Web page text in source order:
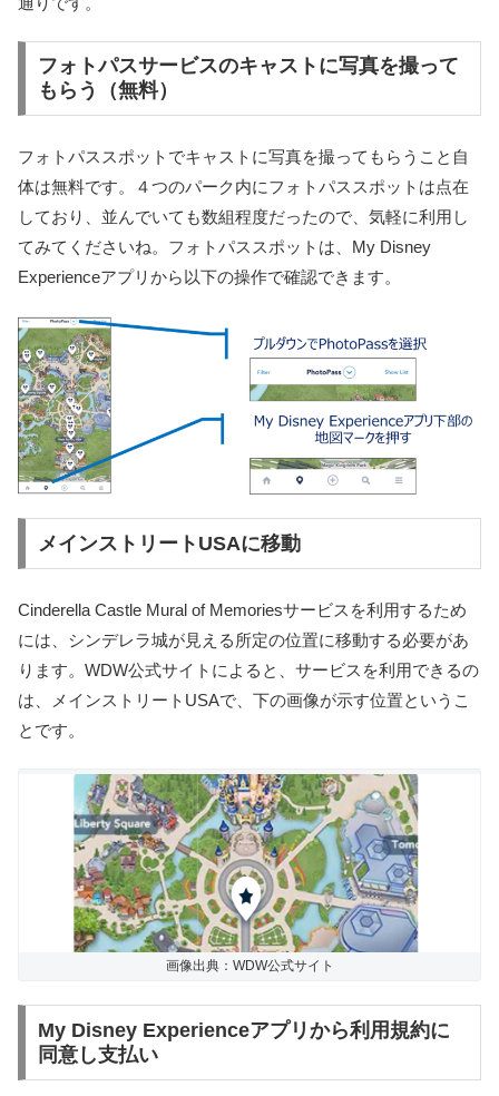
フォトパスサービスのキャストに写真を撮って
もらう（無料）
フォトパススポットでキャストに写真を撮ってもらうこと自
体は無料です。４つのパーク内にフォトパススポットは点在
しており、並んでいても数組程度だったので、気軽に利用し
てみてくださいね。フォトパススポットは、My Disney
Experienceアプリから以下の操作で確認できます。
メインストリートUSAに移動
Cinderella Castle Mural of Memoriesサービスを利用するため
には、シンデレラ城が見える所定の位置に移動する必要があ
ります。WDW公式サイトによると、サービスを利用できるの
は、メインストリートUSAで、下の画像が示す位置というこ
とです。
画像出典：WDW公式サイト
My Disney Experienceアプリから利用規約に
同意し支払い